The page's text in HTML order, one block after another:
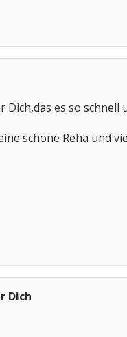
Dich,das es so
schöne Reha und
Dich